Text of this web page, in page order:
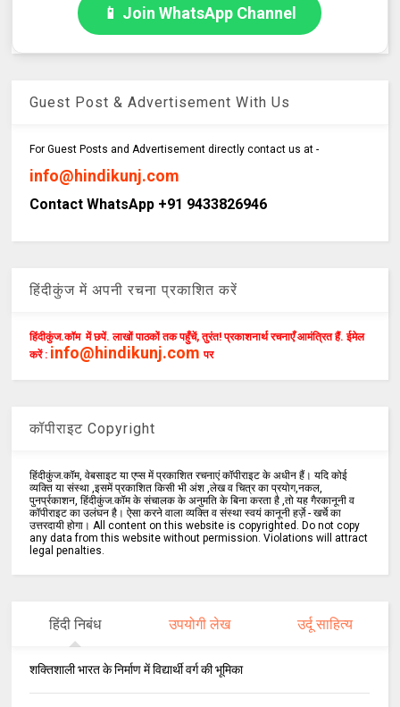
📱 Join WhatsApp Channel
Guest Post & Advertisement With Us
For Guest Posts and Advertisement directly contact us at -
info@hindikunj.com
Contact WhatsApp +91 9433826946
हिंदीकुंज में अपनी रचना प्रकाशित करें
हिंदीकुंज.कॉम में छपें. लाखों पाठकों तक पहुँचें, तुरंत! प्रकाशनार्थ रचनाएँ आमंत्रित हैं. ईमेल
करें : info@hindikunj.com पर
कॉपीराइट Copyright
हिंदीकुंज.कॉम, वेबसाइट या एप्स में प्रकाशित रचनाएं कॉपीराइट के अधीन हैं। यदि कोई
व्यक्ति या संस्था ,इसमें प्रकाशित किसी भी अंश ,लेख व चित्र का प्रयोग,नकल,
पुनर्प्रकाशन, हिंदीकुंज.कॉम के संचालक के अनुमति के बिना करता है ,तो यह गैरकानूनी व
कॉपीराइट का उलंघन है। ऐसा करने वाला व्यक्ति व संस्था स्वयं कानूनी हर्ज़े - खर्चे का
उत्तरदायी होगा। All content on this website is copyrighted. Do not copy
any data from this website without permission. Violations will attract
legal penalties.
हिंदी निबंध उपयोगी लेख उर्दू साहित्य
शक्तिशाली भारत के निर्माण में विद्यार्थी वर्ग की भूमिका